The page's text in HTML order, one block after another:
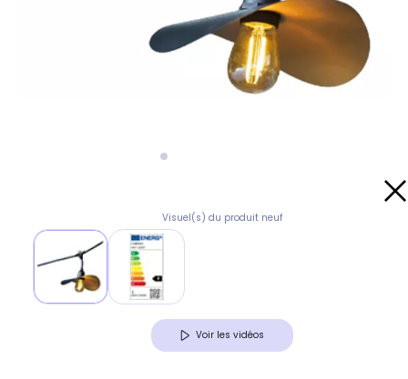
Visuel(s) du produit neuf
Voir les vidéos